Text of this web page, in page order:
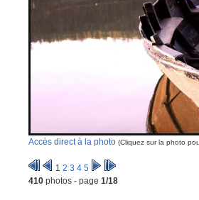
Accès direct à la photo (Cliquez sur la photo
1 2 3 4 5
410 photos - page 1/18